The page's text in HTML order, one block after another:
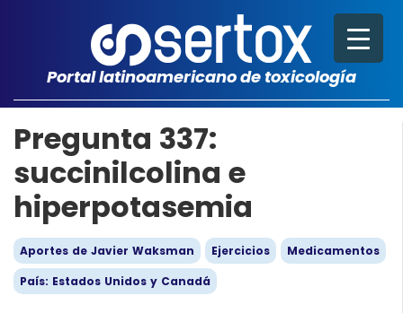
Portal latinoamericano de toxicología
Pregunta 337:
succinilcolina e
hiperpotasemia
Aportes de Javier Waksman Ejercicios
Medicamentos
País: Estados Unidos y Canadá